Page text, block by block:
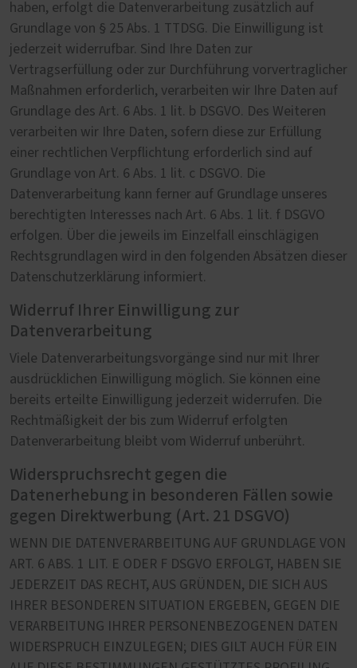
haben, erfolgt die Datenverarbeitung zusätzlich auf
Grundlage von § 25 Abs. 1 TTDSG. Die Einwilligung ist
jederzeit widerrufbar. Sind Ihre Daten zur
Vertragserfüllung oder zur Durchführung vorvertraglicher
Maßnahmen erforderlich, verarbeiten wir Ihre Daten auf
Grundlage des Art. 6 Abs. 1 lit. b DSGVO. Des Weiteren
verarbeiten wir Ihre Daten, sofern diese zur Erfüllung
einer rechtlichen Verpflichtung erforderlich sind auf
Grundlage von Art. 6 Abs. 1 lit. c DSGVO. Die
Datenverarbeitung kann ferner auf Grundlage unseres
berechtigten Interesses nach Art. 6 Abs. 1 lit. f DSGVO
erfolgen. Über die jeweils im Einzelfall einschlägigen
Rechtsgrundlagen wird in den folgenden Absätzen dieser
Datenschutzerklärung informiert.
Widerruf Ihrer Einwilligung zur
Datenverarbeitung
Viele Datenverarbeitungsvorgänge sind nur mit Ihrer
ausdrücklichen Einwilligung möglich. Sie können eine
bereits erteilte Einwilligung jederzeit widerrufen. Die
Rechtmäßigkeit der bis zum Widerruf erfolgten
Datenverarbeitung bleibt vom Widerruf unberührt.
Widerspruchsrecht gegen die
Datenerhebung in besonderen Fällen sowie
gegen Direktwerbung (Art. 21 DSGVO)
WENN DIE DATENVERARBEITUNG AUF GRUNDLAGE VON
ART. 6 ABS. 1 LIT. E ODER F DSGVO ERFOLGT, HABEN SIE
JEDERZEIT DAS RECHT, AUS GRÜNDEN, DIE SICH AUS
IHRER BESONDEREN SITUATION ERGEBEN, GEGEN DIE
VERARBEITUNG IHRER PERSONENBEZOGENEN DATEN
WIDERSPRUCH EINZULEGEN; DIES GILT AUCH FÜR EIN